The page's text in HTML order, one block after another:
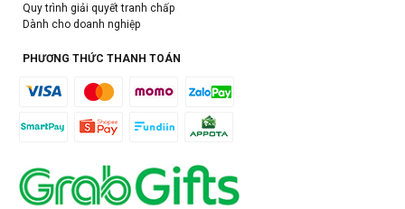
Quy trình giải quyết tranh chấp
Dành cho doanh nghiệp
PHƯƠNG THỨC THANH TOÁN